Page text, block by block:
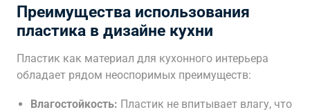
Преимущества использования
пластика в дизайне кухни
Пластик как материал для кухонного интерьера
обладает рядом неоспоримых преимуществ:
Влагостойкость: Пластик не впитывает влагу, что